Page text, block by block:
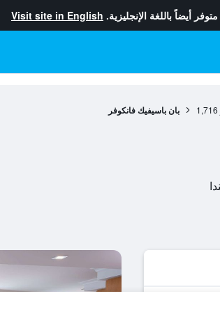
متوفر أيضاً باللغة الإنجليزية. Visit site in English
1,716 بان باسيفيك فانكوفر